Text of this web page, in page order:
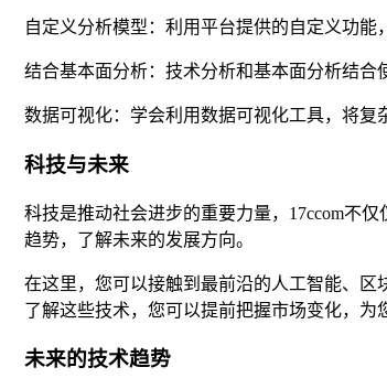
自定义分析模型：利用平台提供的自定义功
结合基本面分析：技术分析和基本面分析结合
数据可视化：学会利用数据可视化工具，将复
科技与未来
科技是推动社会进步的重要力量，17ccom不
趋势，了解未来的发展方向。
在这里，您可以接触到最前沿的人工智能、
了解这些技术，您可以提前把握市场变化，为
未来的技术趋势